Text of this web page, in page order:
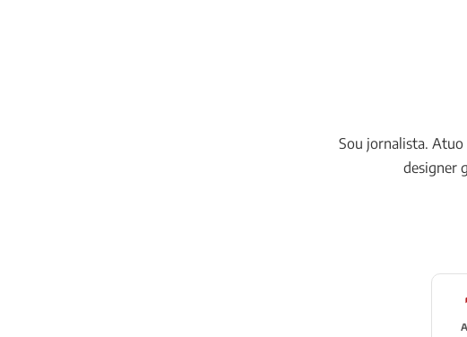
Sou jornalista. Atuo
designer